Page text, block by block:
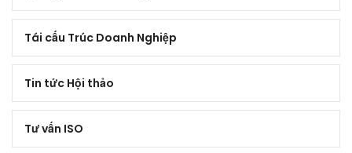
Tái cấu Trúc Doanh Nghiệp
Tin tức Hội thảo
Tư vấn ISO